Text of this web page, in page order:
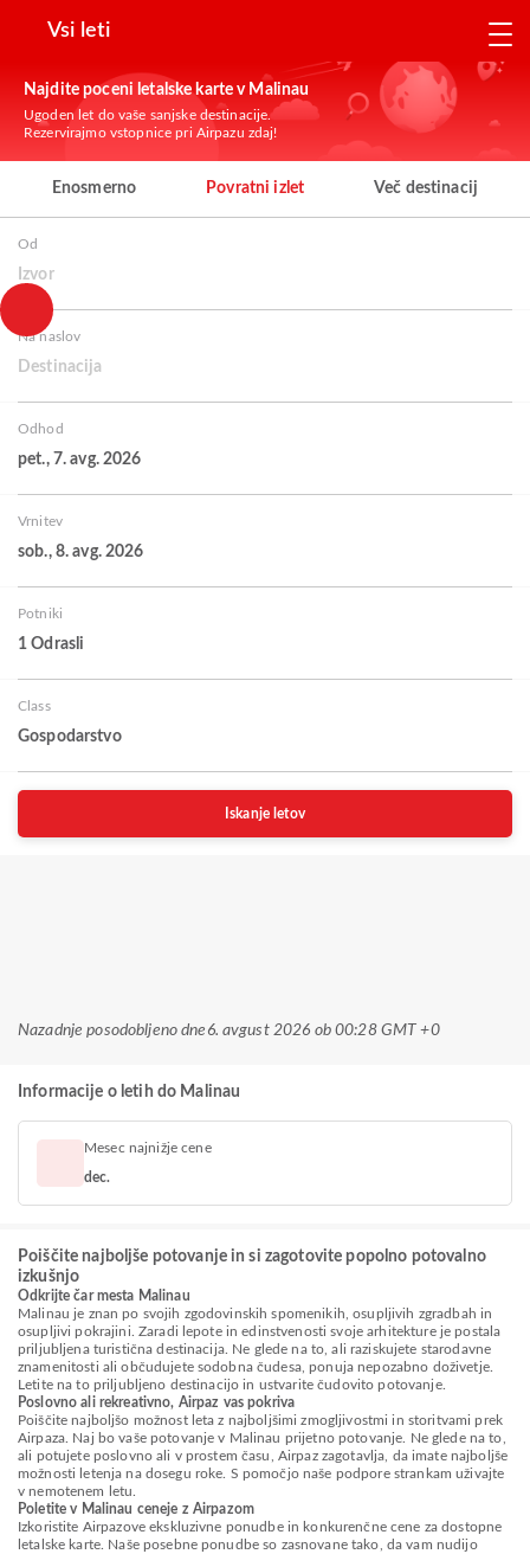
Vsi leti
Najdite poceni letalske karte v Malinau
Ugoden let do vaše sanjske destinacije.
Rezervirajmo vstopnice pri Airpazu zdaj!
Enosmerno Povratni izlet Več destinacij
Od
Izvor
Na naslov
Destinacija
Odhod
pet., 7. avg. 2026
Vrnitev
sob., 8. avg. 2026
Potniki
1 Odrasli
Class
Gospodarstvo
Iskanje letov
Nazadnje posodobljeno dne 6. avgust 2026 ob 00:28 GMT +0
Informacije o letih do Malinau
Mesec najnižje cene
dec.
Poiščite najboljše potovanje in si zagotovite popolno potovalno
izkušnjo
Odkrijte čar mesta Malinau
Malinau je znan po svojih zgodovinskih spomenikih, osupljivih zgradbah in
osupljivi pokrajini. Zaradi lepote in edinstvenosti svoje arhitekture je postala
priljubljena turistična destinacija. Ne glede na to, ali raziskujete starodavne
znamenitosti ali občudujete sodobna čudesa, ponuja nepozabno doživetje.
Letite na to priljubljeno destinacijo in ustvarite čudovito potovanje.
Poslovno ali rekreativno, Airpaz vas pokriva
Poiščite najboljšo možnost leta z najboljšimi zmogljivostmi in storitvami prek
Airpaza. Naj bo vaše potovanje v Malinau prijetno potovanje. Ne glede na to,
ali potujete poslovno ali v prostem času, Airpaz zagotavlja, da imate najboljše
možnosti letenja na dosegu roke. S pomočjo naše podpore strankam uživajte
v nemotenem letu.
Poletite v Malinau ceneje z Airpazom
Izkoristite Airpazove ekskluzivne ponudbe in konkurenčne cene za dostopne
letalske karte. Naše posebne ponudbe so zasnovane tako, da vam nudijo